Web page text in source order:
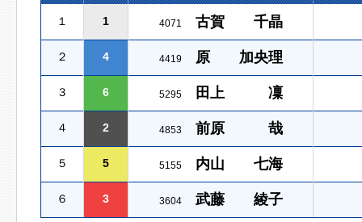
１ 1 4071 古賀 千晶
２ 4 4419 原 加央理
３ 6 5295 田上 凜
４ 2 4853 前原 哉
５ 5 5155 内山 七海
６ 3 3604 武藤 綾子